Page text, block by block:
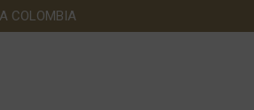
COLOMBIA